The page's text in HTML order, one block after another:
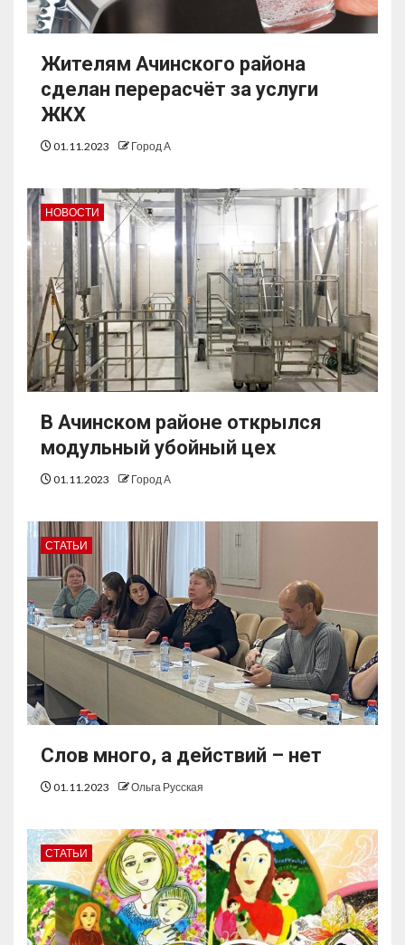
Жителям Ачинского района
сделан перерасчёт за услуги
ЖКХ
01.11.2023 Город А
НОВОСТИ
В Ачинском районе открылся
модульный убойный цех
01.11.2023 Город А
СТАТЬИ
Слов много, а действий – нет
01.11.2023 Ольга Русская
СТАТЬИ